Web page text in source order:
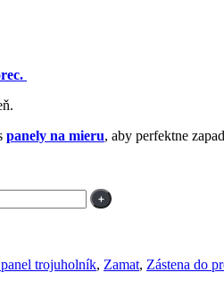
panely na mieru, aby perfektne
trojuholník, Zamat, Zástena do